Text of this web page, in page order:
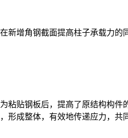
增角钢截面提高柱子承载力
贴钢板后，提高了原结构构件
成整体，有效地传递应力，共